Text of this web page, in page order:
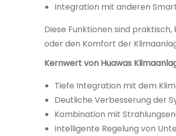
Integration mit anderen
Diese Funktionen sind
oder den Komfort der
Kernwert von Huawas
Tiefe Integration mit dem
Deutliche Verbesserung der
Kombination mit
Intelligente Regelung von